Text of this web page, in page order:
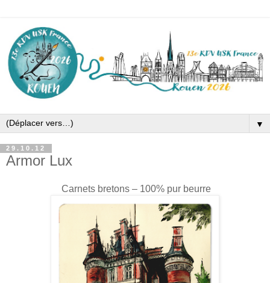
▼
29.10.12
Armor Lux
Carnets bretons – 100% pur beurre